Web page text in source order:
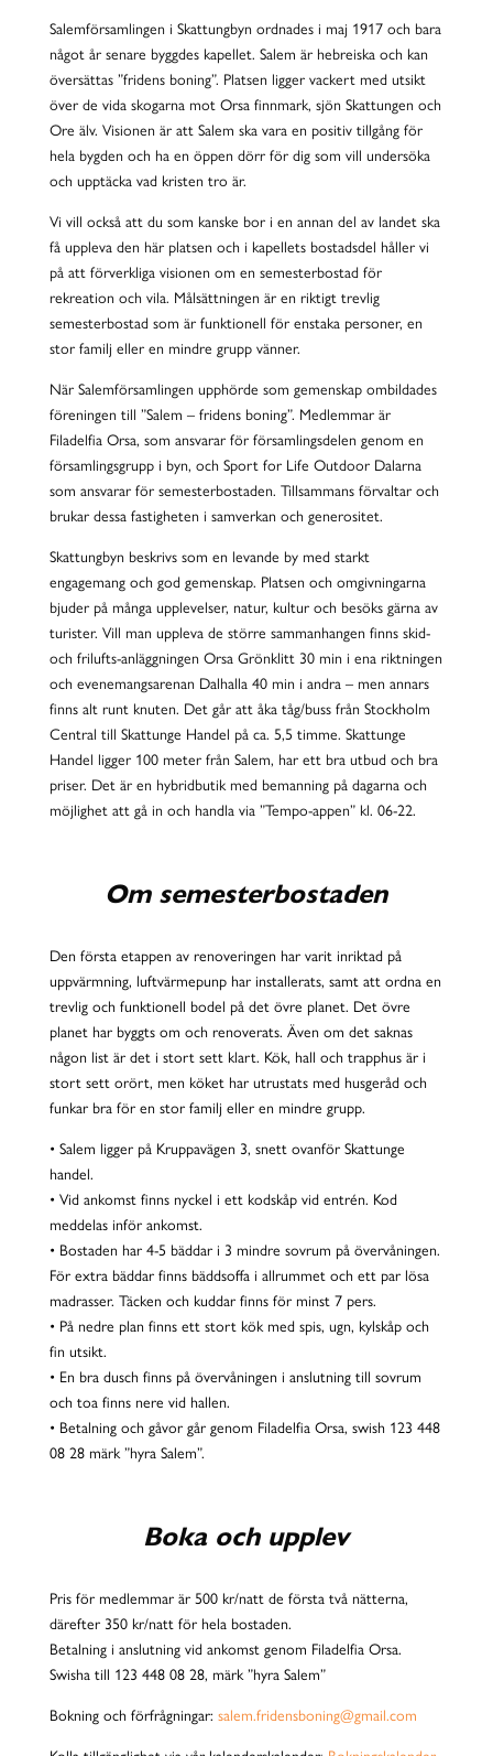
Salemförsamlingen i Skattungbyn ordnades i maj 1917 och bara
något år senare byggdes kapellet. Salem är hebreiska och kan
översättas ”fridens boning”. Platsen ligger vackert med utsikt
över de vida skogarna mot Orsa finnmark, sjön Skattungen och
Ore älv. Visionen är att Salem ska vara en positiv tillgång för
hela bygden och ha en öppen dörr för dig som vill undersöka
och upptäcka vad kristen tro är.
Vi vill också att du som kanske bor i en annan del av landet ska
få uppleva den här platsen och i kapellets bostadsdel håller vi
på att förverkliga visionen om en semesterbostad för
rekreation och vila. Målsättningen är en riktigt trevlig
semesterbostad som är funktionell för enstaka personer, en
stor familj eller en mindre grupp vänner.
När Salemförsamlingen upphörde som gemenskap ombildades
föreningen till ”Salem – fridens boning”. Medlemmar är
Filadelfia Orsa, som ansvarar för församlingsdelen genom en
församlingsgrupp i byn, och Sport for Life Outdoor Dalarna
som ansvarar för semesterbostaden. Tillsammans förvaltar och
brukar dessa fastigheten i samverkan och generositet.
Skattungbyn beskrivs som en levande by med starkt
engagemang och god gemenskap. Platsen och omgivningarna
bjuder på många upplevelser, natur, kultur och besöks gärna av
turister. Vill man uppleva de större sammanhangen finns skid-
och frilufts-anläggningen Orsa Grönklitt 30 min i ena riktningen
och evenemangsarenan Dalhalla 40 min i andra – men annars
finns alt runt knuten. Det går att åka tåg/buss från Stockholm
Central till Skattunge Handel på ca. 5,5 timme. Skattunge
Handel ligger 100 meter från Salem, har ett bra utbud och bra
priser. Det är en hybridbutik med bemanning på dagarna och
möjlighet att gå in och handla via ”Tempo-appen” kl. 06-22.
Om semesterbostaden
Den första etappen av renoveringen har varit inriktad på
uppvärmning, luftvärmepunp har installerats, samt att ordna en
trevlig och funktionell bodel på det övre planet. Det övre
planet har byggts om och renoverats. Även om det saknas
någon list är det i stort sett klart. Kök, hall och trapphus är i
stort sett orört, men köket har utrustats med husgeråd och
funkar bra för en stor familj eller en mindre grupp.
• Salem ligger på Kruppavägen 3, snett ovanför Skattunge
handel.
• Vid ankomst finns nyckel i ett kodskåp vid entrén. Kod
meddelas inför ankomst.
• Bostaden har 4-5 bäddar i 3 mindre sovrum på övervåningen.
För extra bäddar finns bäddsoffa i allrummet och ett par lösa
madrasser. Täcken och kuddar finns för minst 7 pers.
• På nedre plan finns ett stort kök med spis, ugn, kylskåp och
fin utsikt.
• En bra dusch finns på övervåningen i anslutning till sovrum
och toa finns nere vid hallen.
• Betalning och gåvor går genom Filadelfia Orsa, swish 123 448
08 28 märk ”hyra Salem”.
Boka och upplev
Pris för medlemmar är 500 kr/natt de första två nätterna,
därefter 350 kr/natt för hela bostaden.
Betalning i anslutning vid ankomst genom Filadelfia Orsa.
Swisha till 123 448 08 28, märk ”hyra Salem”
Bokning och förfrågningar: salem.fridensboning@gmail.com